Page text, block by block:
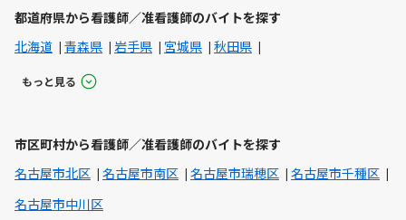
都道府県から看護師／准看護師のバイトを探す
北海道
青森県 岩手県 宮城県 秋田県
もっと見る
市区町村から看護師／准看護師のバイトを探す
名古屋市北区
名古屋市南区 名古屋市瑞穂区
名古屋市千種区
名古屋市中川区